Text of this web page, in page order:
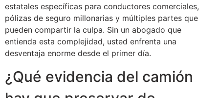
estatales específicas para conductores comerciales,
pólizas de seguro millonarias y múltiples partes que
pueden compartir la culpa. Sin un abogado que
entienda esta complejidad, usted enfrenta una
desventaja enorme desde el primer día.
¿Qué evidencia del camión